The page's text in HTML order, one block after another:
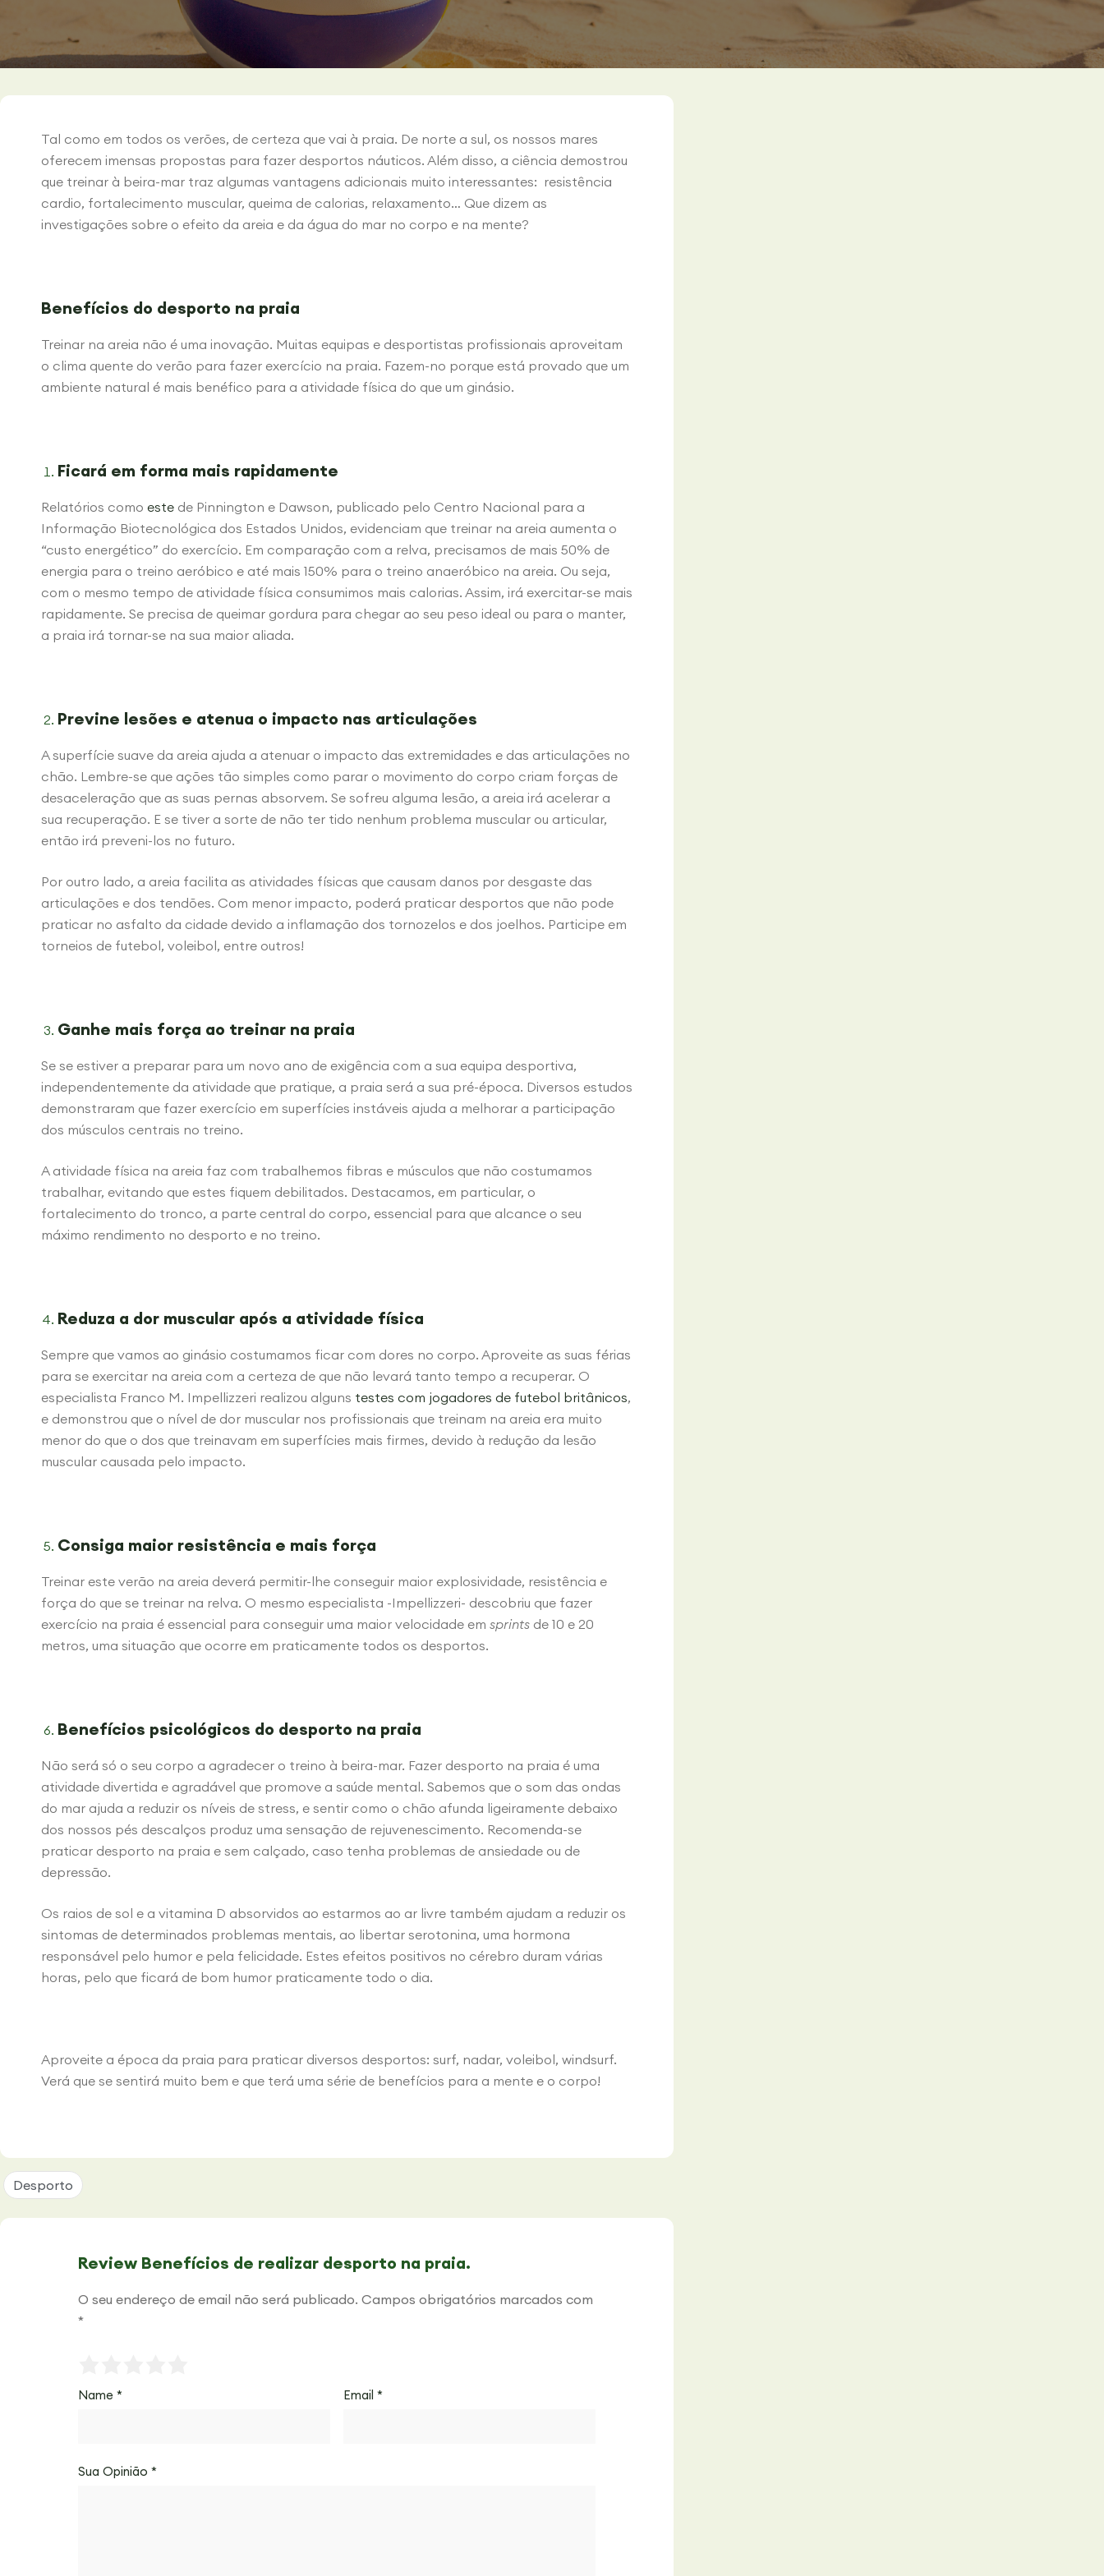
Tal como em todos os verões, de certeza que vai à praia. De norte a sul, os nossos mares
oferecem imensas propostas para fazer desportos náuticos. Além disso, a ciência demostrou
que treinar à beira-mar traz algumas vantagens adicionais muito interessantes: resistência
cardio, fortalecimento muscular, queima de calorias, relaxamento… Que dizem as
investigações sobre o efeito da areia e da água do mar no corpo e na mente?
Benefícios do desporto na praia
Treinar na areia não é uma inovação. Muitas equipas e desportistas profissionais aproveitam
o clima quente do verão para fazer exercício na praia. Fazem-no porque está provado que um
ambiente natural é mais benéfico para a atividade física do que um ginásio.
Ficará em forma mais rapidamente
Relatórios como este de Pinnington e Dawson, publicado pelo Centro Nacional para a
Informação Biotecnológica dos Estados Unidos, evidenciam que treinar na areia aumenta o
“custo energético” do exercício. Em comparação com a relva, precisamos de mais 50% de
energia para o treino aeróbico e até mais 150% para o treino anaeróbico na areia. Ou seja,
com o mesmo tempo de atividade física consumimos mais calorias. Assim, irá exercitar-se mais
rapidamente. Se precisa de queimar gordura para chegar ao seu peso ideal ou para o manter,
a praia irá tornar-se na sua maior aliada.
Previne lesões e atenua o impacto nas articulações
A superfície suave da areia ajuda a atenuar o impacto das extremidades e das articulações no
chão. Lembre-se que ações tão simples como parar o movimento do corpo criam forças de
desaceleração que as suas pernas absorvem. Se sofreu alguma lesão, a areia irá acelerar a
sua recuperação. E se tiver a sorte de não ter tido nenhum problema muscular ou articular,
então irá preveni-los no futuro.
Por outro lado, a areia facilita as atividades físicas que causam danos por desgaste das
articulações e dos tendões. Com menor impacto, poderá praticar desportos que não pode
praticar no asfalto da cidade devido a inflamação dos tornozelos e dos joelhos. Participe em
torneios de futebol, voleibol, entre outros!
Ganhe mais força ao treinar na praia
Se se estiver a preparar para um novo ano de exigência com a sua equipa desportiva,
independentemente da atividade que pratique, a praia será a sua pré-época. Diversos estudos
demonstraram que fazer exercício em superfícies instáveis ajuda a melhorar a participação
dos músculos centrais no treino.
A atividade física na areia faz com trabalhemos fibras e músculos que não costumamos
trabalhar, evitando que estes fiquem debilitados. Destacamos, em particular, o
fortalecimento do tronco, a parte central do corpo, essencial para que alcance o seu
máximo rendimento no desporto e no treino.
Reduza a dor muscular após a atividade física
Sempre que vamos ao ginásio costumamos ficar com dores no corpo. Aproveite as suas férias
para se exercitar na areia com a certeza de que não levará tanto tempo a recuperar. O
especialista Franco M. Impellizzeri realizou alguns testes com jogadores de futebol britânicos,
e demonstrou que o nível de dor muscular nos profissionais que treinam na areia era muito
menor do que o dos que treinavam em superfícies mais firmes, devido à redução da lesão
muscular causada pelo impacto.
Consiga maior resistência e mais força
Treinar este verão na areia deverá permitir-lhe conseguir maior explosividade, resistência e
força do que se treinar na relva. O mesmo especialista -Impellizzeri- descobriu que fazer
exercício na praia é essencial para conseguir uma maior velocidade em sprints de 10 e 20
metros, uma situação que ocorre em praticamente todos os desportos.
Benefícios psicológicos do desporto na praia
Não será só o seu corpo a agradecer o treino à beira-mar. Fazer desporto na praia é uma
atividade divertida e agradável que promove a saúde mental. Sabemos que o som das ondas
do mar ajuda a reduzir os níveis de stress, e sentir como o chão afunda ligeiramente debaixo
dos nossos pés descalços produz uma sensação de rejuvenescimento. Recomenda-se
praticar desporto na praia e sem calçado, caso tenha problemas de ansiedade ou de
depressão.
Os raios de sol e a vitamina D absorvidos ao estarmos ao ar livre também ajudam a reduzir os
sintomas de determinados problemas mentais, ao libertar serotonina, uma hormona
responsável pelo humor e pela felicidade. Estes efeitos positivos no cérebro duram várias
horas, pelo que ficará de bom humor praticamente todo o dia.
Aproveite a época da praia para praticar diversos desportos: surf, nadar, voleibol, windsurf.
Verá que se sentirá muito bem e que terá uma série de benefícios para a mente e o corpo!
Desporto
Review Benefícios de realizar desporto na praia.
O seu endereço de email não será publicado. Campos obrigatórios marcados com
*
Name * Email *
Sua Opinião *